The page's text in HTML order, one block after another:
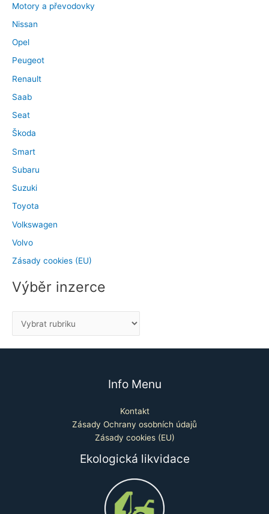
Motory a převodovky
Nissan
Opel
Peugeot
Renault
Saab
Seat
Škoda
Smart
Subaru
Suzuki
Toyota
Volkswagen
Volvo
Zásady cookies (EU)
Výběr inzerce
Info Menu
Kontakt
Zásady Ochrany osobních údajů
Zásady cookies (EU)
Ekologická likvidace